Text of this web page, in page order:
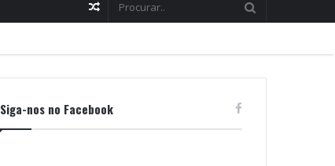
Random
Siga-nos no Facebook